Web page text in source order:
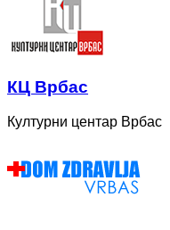
КЦ Врбас
Културни центар Врбас